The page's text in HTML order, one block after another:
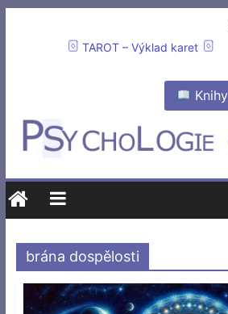
TAROT – Výklad karet
Knihy
brána dospělosti